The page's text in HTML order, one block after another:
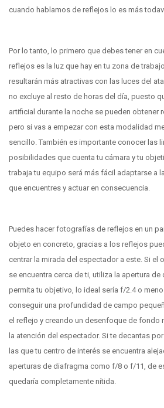
cuando hablamos de reflejos lo es más
Por lo tanto, lo primero que debes tener en
reflejos es la luz que hay en tu zona de
resultarán más atractivas con las luces del
no excluye al resto de horas del día, puesto
artificial durante la noche se pueden obtener
pero si vas a empezar con esta modalidad
sencillo. También es importante conocer las
posibilidades que cuenta tu cámara y tu
trabaja tu equipo será más fácil adaptarse a
que encuentres y actuar en consecuencia.
Puedes hacer fotografías de reflejos en un
objeto en concreto, gracias a los reflejos
centrar la mirada del espectador a este. Si el
se encuentra cerca de ti, utiliza la apertura
permita tu objetivo, lo ideal sería f/2.4 o
conseguir una profundidad de campo
el reflejo y creando un desenfoque de fondo
la atención del espectador. Si te decantas
las que tu centro de interés se encuentra
aperturas de diafragma como f/8 o f/11, de
quedaría completamente nítida.